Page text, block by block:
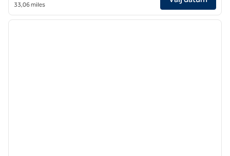
33,06 miles
1/12
1 av 12
nästa